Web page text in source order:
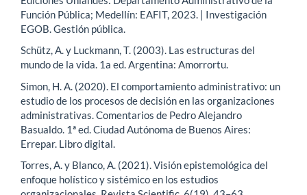
Función Pública; Medellín: EAFIT, 2023. | Investigación
EGOB. Gestión pública.
Schütz, A. y Luckmann, T. (2003). Las estructuras del
mundo de la vida. 1a ed. Argentina: Amorrortu.
Simon, H. A. (2020). El comportamiento administrativo: un
estudio de los procesos de decisión en las organizaciones
administrativas. Comentarios de Pedro Alejandro
Basualdo. 1ª ed. Ciudad Autónoma de Buenos Aires:
Errepar. Libro digital.
Torres, A. y Blanco, A. (2021). Visión epistemológica del
enfoque holístico y sistémico en los estudios